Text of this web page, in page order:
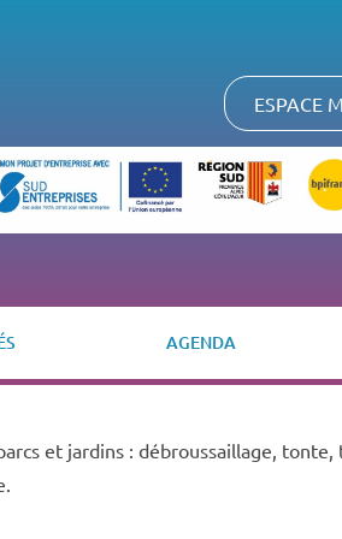
ESPACE
AGENDA
et jardins : débroussaillage, tonte,